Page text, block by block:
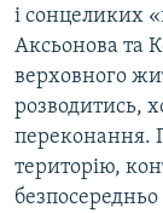
і сонцеликих
Аксьонова та
верховного
розводитись,
переконання.
територію,